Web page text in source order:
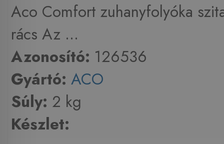
Aco Comfort zuhanyfolyóka
rács Az ...
Azonosító: 126536
Gyártó: ACO
Súly: 2 kg
Készlet: